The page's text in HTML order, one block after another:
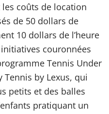
coûts de location
de 50 dollars de
10 dollars de l’heure
couronnées
Tennis Under
Tennis by Lexus, qui
petits et des balles
pratiquant un